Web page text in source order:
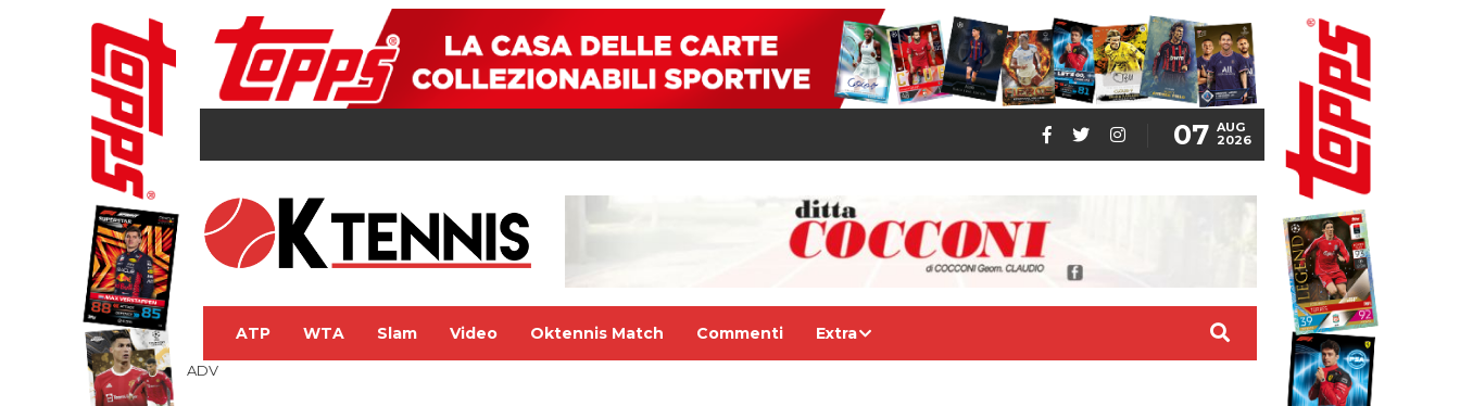
07 AUG
2026
ATP WTA Slam Video Oktennis Match Commenti Extra